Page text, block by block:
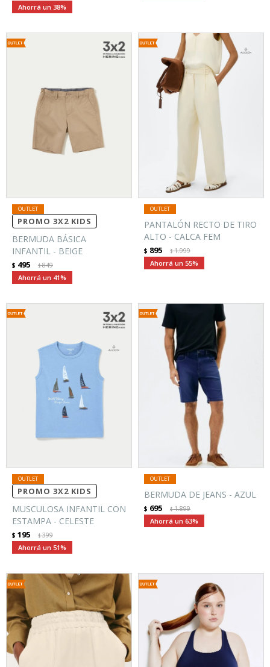
38
PROMO 3X2 KIDS
BERMUDA BÁSICA
INFANTIL - BEIGE
$ 495 $849
41
PANTALÓN RECTO DE TIRO
ALTO - CALCA FEM
$ 895 $1.999
55
PROMO 3X2 KIDS
MUSCULOSA INFANTIL CON
ESTAMPA - CELESTE
$ 195 $399
51
BERMUDA DE JEANS - AZUL
$ 695 $1.899
63